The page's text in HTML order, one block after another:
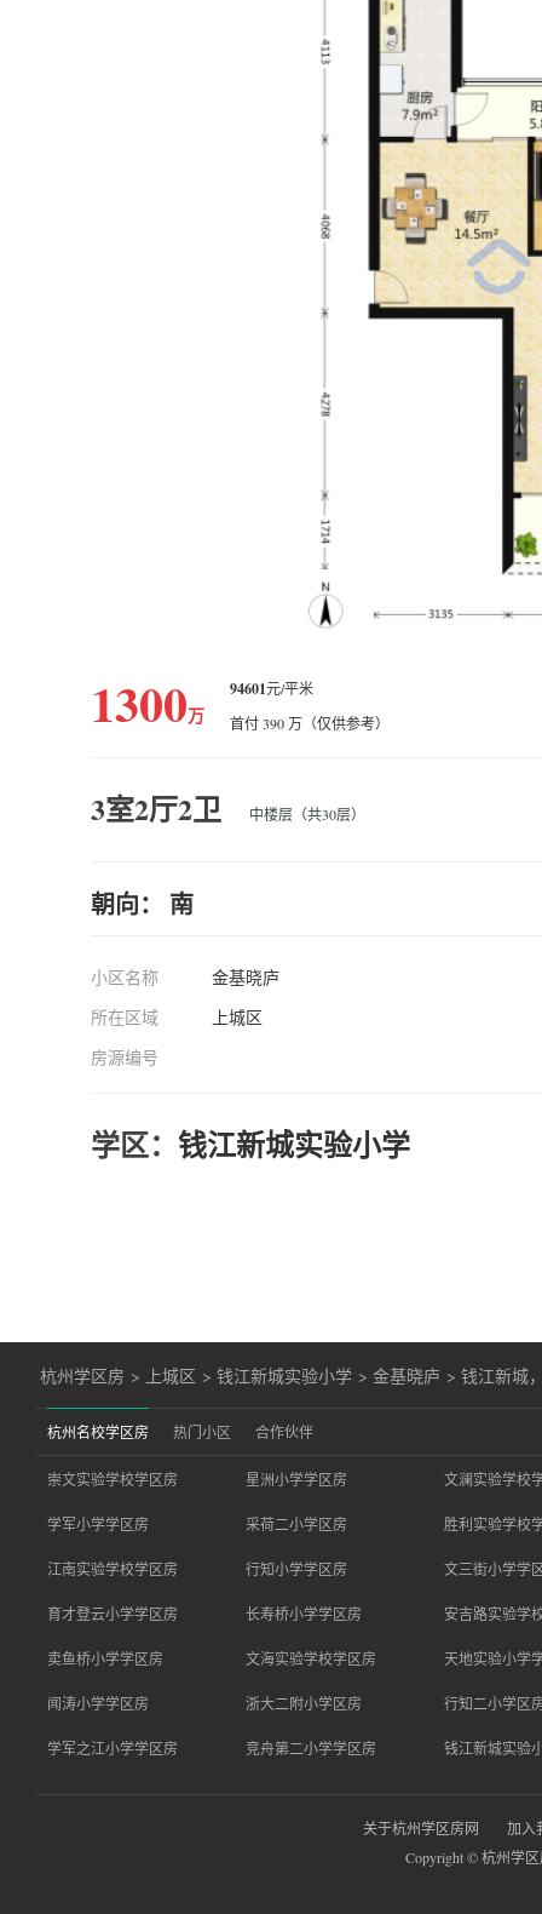
1300万
94601元/平米
首付 390 万（仅供参考）
3室2厅2卫 中楼层（共30层）
朝向： 南
小区名称
金基晓庐
所在区域
上城区
房源编号
学区：钱江新城实验小学
杭州学区房 > 上城区 >钱江新城实验小学 >金基晓庐 >钱江新城
杭州名校学区房 热门小区 合作伙伴
崇文实验学校学区房 星洲小学学区房 文澜实验学校
学军小学学区房 采荷二小学区房 胜利实验学校
江南实验学校学区房 行知小学学区房 文三街小学学
育才登云小学学区房 长寿桥小学学区房 安吉路实验学
卖鱼桥小学学区房 文海实验学校学区房 天地实验小学
闻涛小学学区房 浙大二附小学区房 行知二小学区
学军之江小学学区房 竞舟第二小学学区房 钱江新城实验
关于杭州学区房网
加入
Copyright © 杭州学